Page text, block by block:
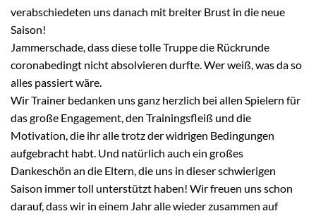
verabschiedeten uns danach mit breiter Brust in die neue
Saison!
Jammerschade, dass diese tolle Truppe die Rückrunde
coronabedingt nicht absolvieren durfte. Wer weiß, was da so
alles passiert wäre.
Wir Trainer bedanken uns ganz herzlich bei allen Spielern für
das große Engagement, den Trainingsfleiß und die
Motivation, die ihr alle trotz der widrigen Bedingungen
aufgebracht habt. Und natürlich auch ein großes
Dankeschön an die Eltern, die uns in dieser schwierigen
Saison immer toll unterstützt haben! Wir freuen uns schon
darauf, dass wir in einem Jahr alle wieder zusammen auf